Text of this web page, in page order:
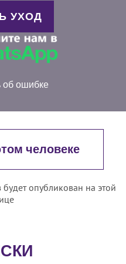
УХОД
об ошибке
человеке
опубликован на этой